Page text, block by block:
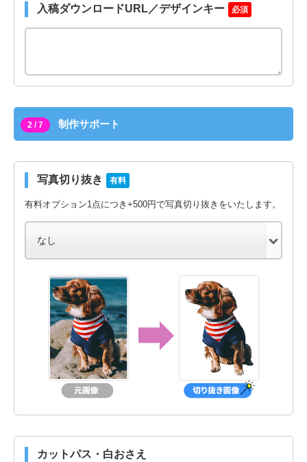
入稿ダウンロードURL／デザインキー 必須
2 / 7 制作サポート
写真切り抜き 有料
有料オプション1点につき+500円で写真切り抜きをいたします。
カットパス・白おさえ